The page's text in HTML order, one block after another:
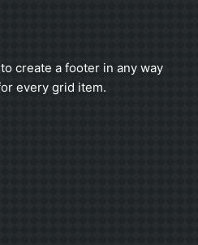
create a footer in any way
every grid item.